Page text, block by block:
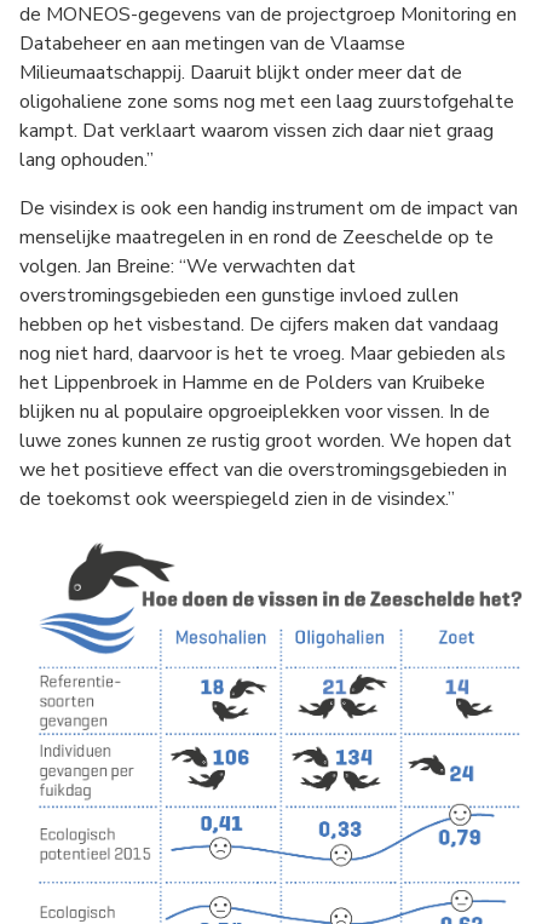
de MONEOS-gegevens van de projectgroep Monitoring en
Databeheer en aan metingen van de Vlaamse
Milieumaatschappij. Daaruit blijkt onder meer dat de
oligohaliene zone soms nog met een laag zuurstofgehalte
kampt. Dat verklaart waarom vissen zich daar niet graag
lang ophouden.”
De visindex is ook een handig instrument om de impact van
menselijke maatregelen in en rond de Zeeschelde op te
volgen. Jan Breine: “We verwachten dat
overstromingsgebieden een gunstige invloed zullen
hebben op het visbestand. De cijfers maken dat vandaag
nog niet hard, daarvoor is het te vroeg. Maar gebieden als
het Lippenbroek in Hamme en de Polders van Kruibeke
blijken nu al populaire opgroeiplekken voor vissen. In de
luwe zones kunnen ze rustig groot worden. We hopen dat
we het positieve effect van die overstromingsgebieden in
de toekomst ook weerspiegeld zien in de visindex.”